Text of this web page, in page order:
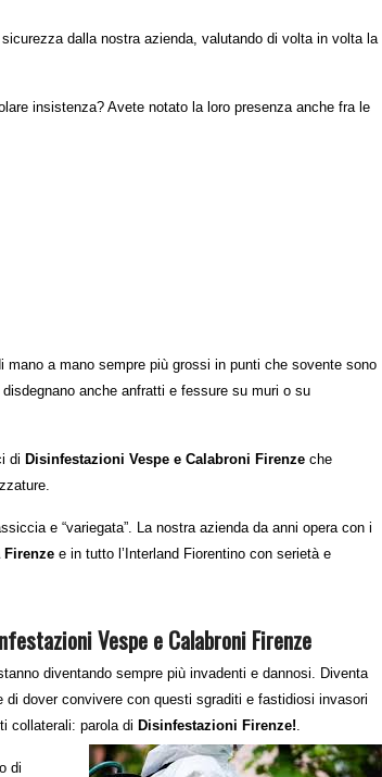
dalla nostra azienda, valutando di volta in volta la
insistenza? Avete notato la loro presenza anche fra le
a mano sempre più grossi in punti che sovente sono
anche anfratti e fessure su muri o su
di Disinfestazioni Vespe e Calabroni Firenze che
e “variegata”. La nostra azienda da anni opera con i
Firenze e in tutto l’Interland Fiorentino con serietà e
Vespe e Calabroni Firenze
diventando sempre più invadenti e dannosi. Diventa
dover convivere con questi sgraditi e fastidiosi invasori
collaterali: parola di Disinfestazioni Firenze!.
di